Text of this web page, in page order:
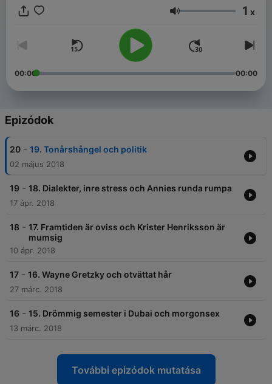
Hangerő 1 x
00:00 00:00
Epizódok
20 - 19. Tonårshångel och politik
02 május 2018
19 - 18. Dialekter, inre stress och Annies runda rumpa
17 ápr. 2018
18 - 17. Framtiden är oviss och Krister Henriksson är
mumsig
10 ápr. 2018
17 - 16. Wayne Gretzky och otvättat hår
27 márc. 2018
16 - 15. Drömmig semester i Dubai och morgonsex
13 márc. 2018
További epizódok mutatása